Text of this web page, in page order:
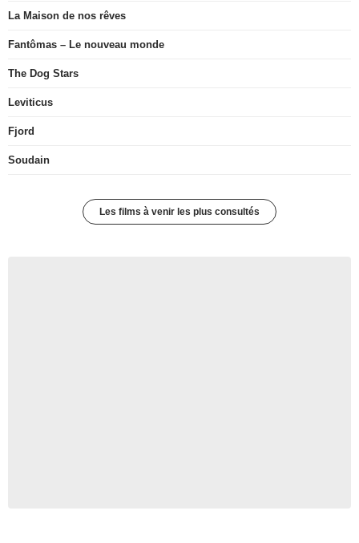
La Maison de nos rêves
Fantômas – Le nouveau monde
The Dog Stars
Leviticus
Fjord
Soudain
Les films à venir les plus consultés